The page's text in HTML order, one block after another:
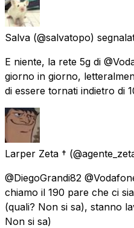
Salva (@salvatopo)
E niente, la rete 5g di
giorno in giorno,
di essere tornati indietro di
Larper Zeta †
@DiegoGrandi82
chiamo il 190 pare che ci
(quali? Non si sa), stanno
Non si sa)